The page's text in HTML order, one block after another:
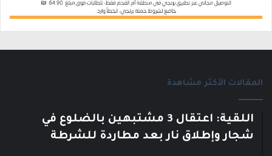
المقالات الأكثر مشاهدة
اللقية: اعتقال 3 مشتبهين بالضلوع في
شجار وإطلاق نار بعد مطاردة للشرطة